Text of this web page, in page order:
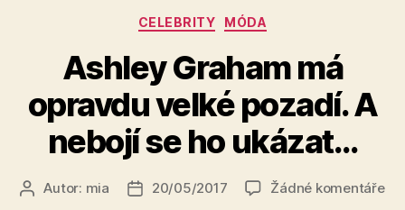
Rubriky
CELEBRITY MÓDA
Ashley Graham má
opravdu velké pozadí. A
nebojí se ho ukázat…
AutorAutor: mia
Datum
20/05/2017 Žádné komentářeu